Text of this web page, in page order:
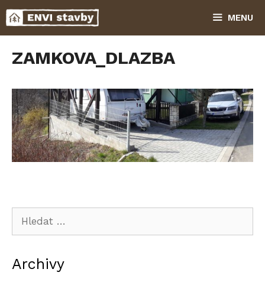
Přeskočit
na
obsah
MENU
ZAMKOVA_DLAZBA
Archivy